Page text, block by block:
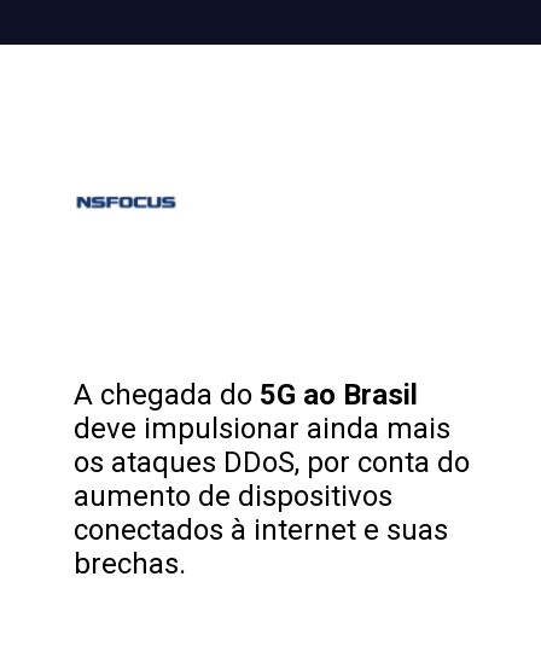
A chegada do 5G ao Brasil
deve impulsionar ainda mais
os ataques DDoS, por conta do
aumento de dispositivos
conectados à internet e suas
brechas.